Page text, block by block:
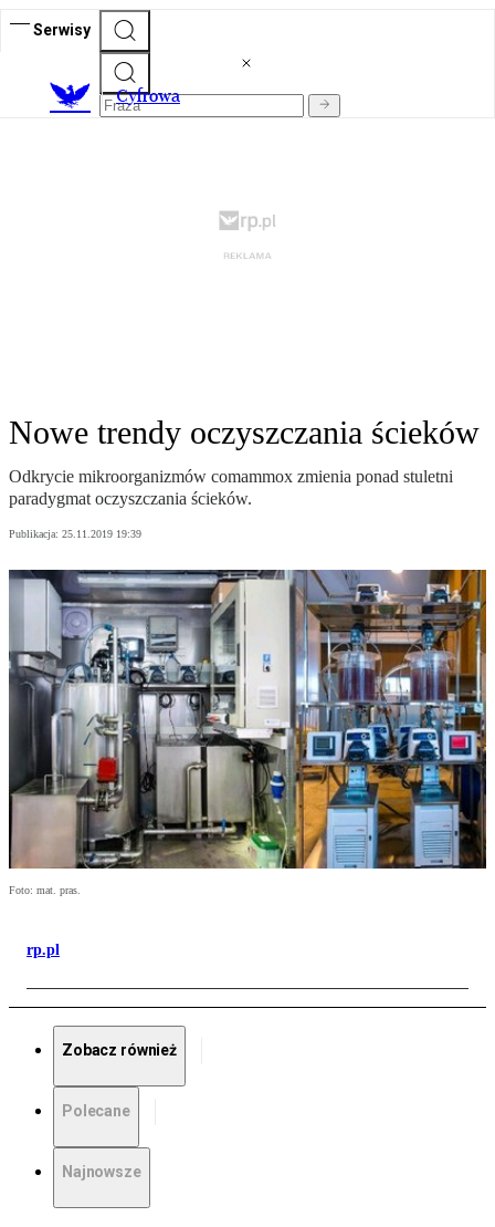
Serwisy
Cyfrowa
Nowe trendy oczyszczania ścieków
Odkrycie mikroorganizmów comammox zmienia ponad stuletni
paradygmat oczyszczania ścieków.
Publikacja: 25.11.2019 19:39
Foto: mat. pras.
rp.pl
Zobacz również
Polecane
Najnowsze